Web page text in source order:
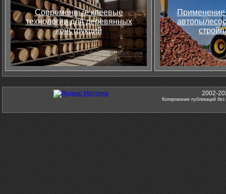
Современные клеевые
технологии для деревянных
конструкций
Применение
2002-
Копирование публикаций